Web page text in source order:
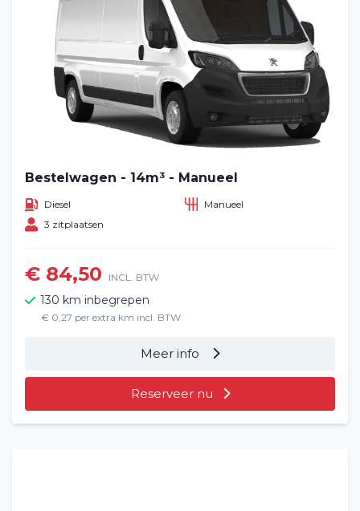
Bestelwagen - 14m³ - Manueel
Diesel
Manueel
3 zitplaatsen
€ 84,50 INCL. BTW
130 km inbegrepen
€ 0,27 per extra km incl. BTW
Meer info
Reserveer nu